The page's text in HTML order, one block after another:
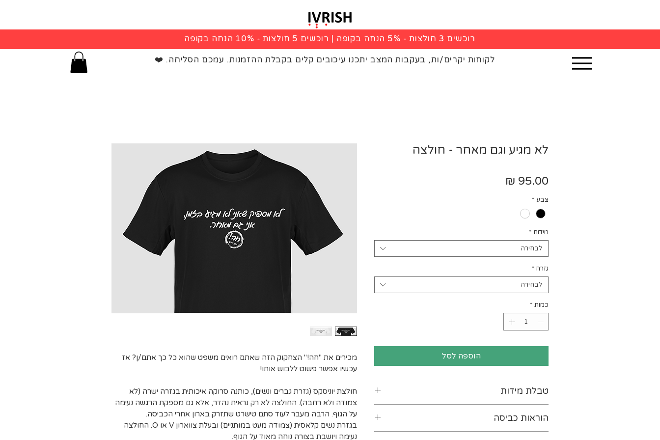
רוכשים 3 חולצות - 5% הנחה בקופה | רוכשים 5 חולצות - 10% הנחה בקופה
לקוחות יקרים/ות, בעקבות המצב יתכנו עיכובים קלים בקבלת ההזמנות. עמכם הסליחה. ❤️
מכירים את "חה!" הצחקוק הזה שאתם רואים משפט שהוא כל כך אתם/ן? אז
עכשיו אפשר פשוט ללבוש אותו!
חולצת יוניסקס (גזרת גברים ונשים), כותנה סרוקה איכותית בגזרה ישרה (לא
צמודה ולא רחבה). החולצה לא רק נראית נהדר, אלא גם מספקת הרגשה נעימה
על הגוף. הרבה מעבר לעוד סתם טישרט שתזרק בארון אחרי הכביסה.
בגזרת נשים קלאסית (צמודה מעט במותניים) ובעלת צווארון V או O. החולצה
נעימה ויושבת בצורה נוחה מאוד על הגוף.
לא מגיע וגם מאחר - חולצה
צבע *
מידות *
לבחירה
גזרה *
לבחירה
כמות *
הוספה לסל
טבלת מידות
הוראות כביסה